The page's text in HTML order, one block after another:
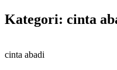
Kategori: cinta
cinta abadi